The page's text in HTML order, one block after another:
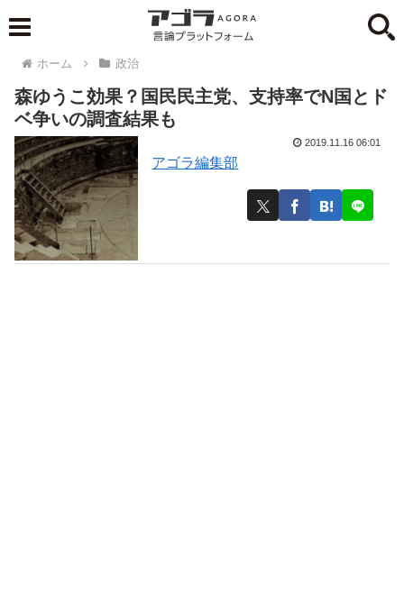
ホーム 政治
森ゆうこ効果？国民民主党、支持率でN国とド
ベ争いの調査結果も
アゴラ編集部
2019.11.16 06:01